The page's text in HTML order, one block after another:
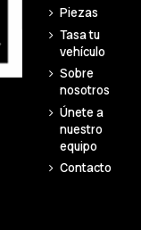
Piezas
Tasa tu
vehículo
Sobre
nosotros
Únete a
nuestro
equipo
Contacto